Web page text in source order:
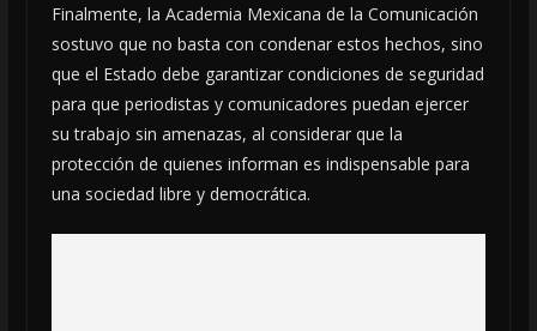
Finalmente, la Academia Mexicana de la Comunicación
sostuvo que no basta con condenar estos hechos, sino
que el Estado debe garantizar condiciones de seguridad
para que periodistas y comunicadores puedan ejercer
su trabajo sin amenazas, al considerar que la
protección de quienes informan es indispensable para
una sociedad libre y democrática.